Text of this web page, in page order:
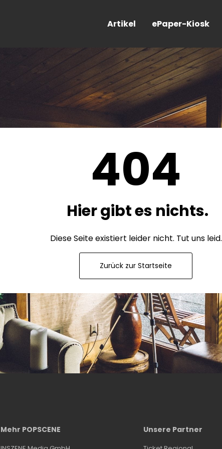
Artikel ePaper-Kiosk
404
Hier gibt es nichts.
Diese Seite existiert leider nicht. Tut uns leid.
Zurück zur Startseite
Mehr POPSCENE Unsere Partner